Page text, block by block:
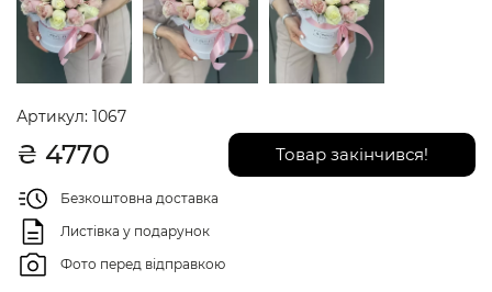
Артикул: 1067
₴ 4770 Товар закінчився!
Безкоштовна доставка
Листівка у подарунок
Фото перед відправкою